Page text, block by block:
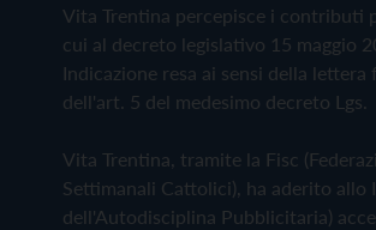
Vita Trentina percepisce i contributi
cui al decreto legislativo 15 maggio
Indicazione resa ai sensi della lettera
dell'art. 5 del medesimo decreto Lgs.
Vita Trentina, tramite la Fisc
Settimanali Cattolici), ha aderito allo
dell'Autodisciplina Pubblicitaria)